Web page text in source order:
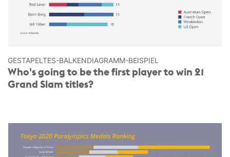
GESTAPELTES-BALKEN­DIAGRAMM-BEISPIEL
Who's going to be the first player to win 21
Grand Slam titles?